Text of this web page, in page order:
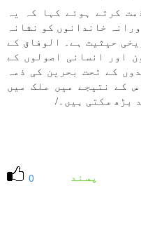
کرتے ہوئے کہا کہ یہ
خاندانوں کو نشانہ
حیثیت ہے۔ الوفاق کے
اور انسانی اصولوں کے
کے تحت بحرین کی ذمہ
کے نتیجے میں ملک میں
بڑھ سکتی ہیں۔/
0 پسند